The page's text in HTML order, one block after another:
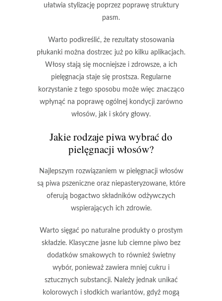
ułatwia stylizację poprzez poprawę struktury
pasm.
Warto podkreślić, że rezultaty stosowania
płukanki można dostrzec już po kilku aplikacjach.
Włosy stają się mocniejsze i zdrowsze, a ich
pielęgnacja staje się prostsza. Regularne
korzystanie z tego sposobu może więc znacząco
wpłynąć na poprawę ogólnej kondycjizarówno
włosów, jak i skóry głowy.
Jakie rodzaje piwa wybrać do
pielęgnacji włosów?
Najlepszym rozwiązaniem w pielęgnacji włosów
są piwa pszeniczneoraz niepasteryzowane, które
oferują bogactwo składników odżywczych
wspierających ich zdrowie.
Warto sięgać po naturalne produktyo prostym
składzie. Klasyczne jasne lub ciemne piwo bez
dodatków smakowych to również świetny
wybór, ponieważ zawiera mniej cukru i
sztucznych substancji. Należy jednak unikać
kolorowych i słodkich wariantów, gdyż mogą